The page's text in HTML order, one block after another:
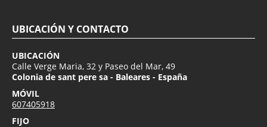
UBICACIÓN
Calle Verge Maria, 32 y Paseo del Mar, 49
Colonia de sant pere sa - Baleares - España
MÓVIL
607405918